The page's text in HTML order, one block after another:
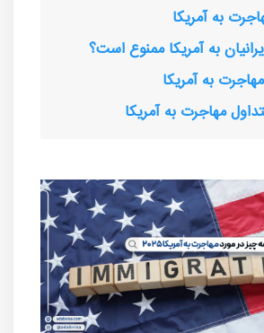
به آمریکا
به آمریکا ممنوع است؟
به آمریکا
مهاجرت به آمریکا